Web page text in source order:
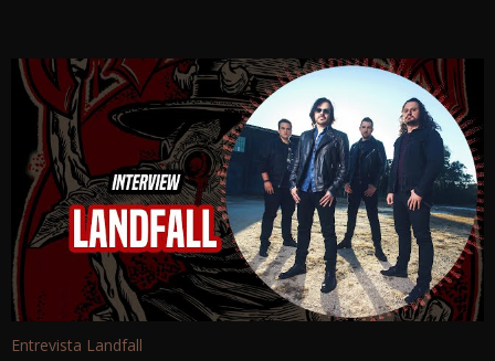
Entrevista Landfall